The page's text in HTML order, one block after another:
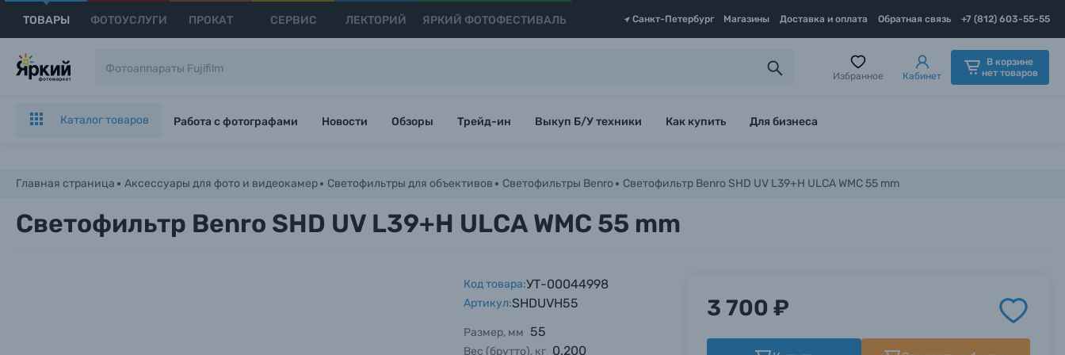
ТОВАРЫ ФОТОУСЛУГИ ПРОКАТ СЕРВИС ЛЕКТОРИЙ ЯРКИЙ ФОТОФЕСТИВАЛЬ Санкт-Петербург Магазины Доставка и оплата Обратная связь +7 (812) 603-55-55
Избранное Кабинет
В корзине
нет товаров
Каталог товаров Работа с фотографами Новости Обзоры Трейд-ин Выкуп Б/У техники Как купить Для бизнеса
Главная страница Аксессуары для фото и видеокамер Светофильтры для объективов Светофильтры Benro Светофильтр Benro SHD UV L39+H ULCA WMC 55 mm
Светофильтр Benro SHD UV L39+H ULCA WMC 55 mm
Код товара:УТ-00044998
Артикул:SHDUVH55
Размер, мм 55
Вес (брутто), кг 0.200
3 700 ₽